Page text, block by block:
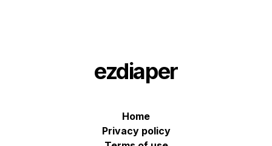
ezdiaper
Home
Privacy policy